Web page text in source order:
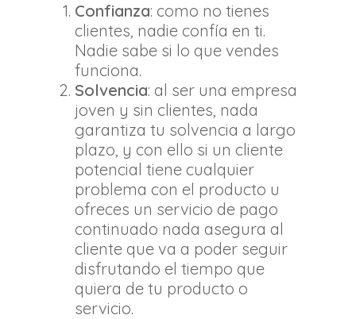
Confianza: como no tienes
clientes, nadie confía en ti.
Nadie sabe si lo que vendes
funciona.
Solvencia: al ser una empresa
joven y sin clientes, nada
garantiza tu solvencia a largo
plazo, y con ello si un cliente
potencial tiene cualquier
problema con el producto u
ofreces un servicio de pago
continuado nada asegura al
cliente que va a poder seguir
disfrutando el tiempo que
quiera de tu producto o
servicio.